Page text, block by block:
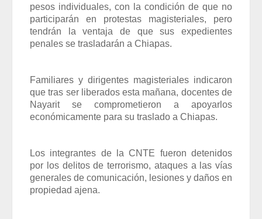
pesos individuales, con la condición de que no
participarán en protestas magisteriales, pero
tendrán la ventaja de que sus expedientes
penales se trasladarán a Chiapas.
Familiares y dirigentes magisteriales indicaron
que tras ser liberados esta mañana, docentes de
Nayarit se comprometieron a apoyarlos
económicamente para su traslado a Chiapas.
Los integrantes de la CNTE fueron detenidos
por los delitos de terrorismo, ataques a las vías
generales de comunicación, lesiones y daños en
propiedad ajena.